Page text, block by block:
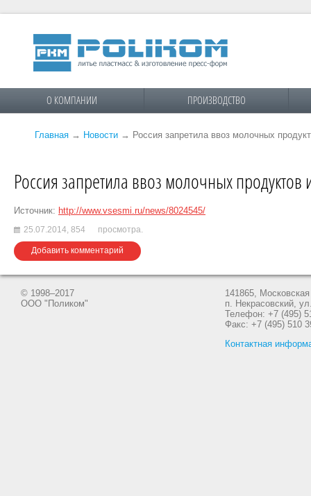
О КОМПАНИИ ПРОИЗВОДСТВО
Главная → Новости → Россия запретила ввоз молочных
Россия запретила ввоз молочных продуктов
Источник: http://www.vsesmi.ru/news/8024545/
25.07.2014, 854 просмотра.
Добавить комментарий
© 1998–2017
ООО "Поликом"
141865,
п. Некрасовский,
Телефон: +7 (495)
Факс: +7 (495) 510
Контактная